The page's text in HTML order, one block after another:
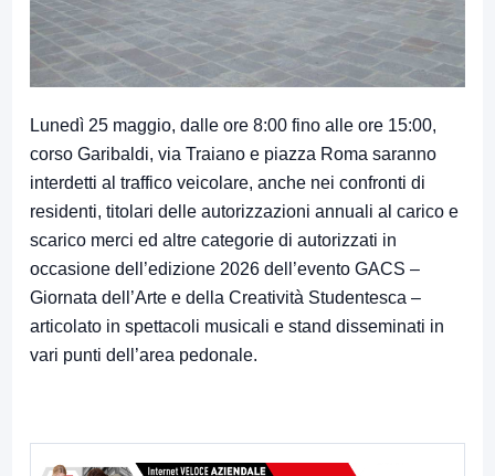
Lunedì 25 maggio, dalle ore 8:00 fino alle ore 15:00,
corso Garibaldi, via Traiano e piazza Roma saranno
interdetti al traffico veicolare, anche nei confronti di
residenti, titolari delle autorizzazioni annuali al carico e
scarico merci ed altre categorie di autorizzati in
occasione dell’edizione 2026 dell’evento GACS –
Giornata dell’Arte e della Creatività Studentesca –
articolato in spettacoli musicali e stand disseminati in
vari punti dell’area pedonale.